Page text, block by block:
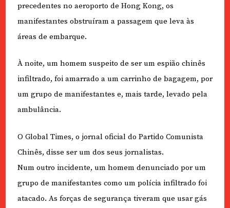
precedentes no aeroporto de Hong Kong, os
manifestantes obstruíram a passagem que leva às
áreas de embarque.
À noite, um homem suspeito de ser um espião chinês
infiltrado, foi amarrado a um carrinho de bagagem, por
um grupo de manifestantes e, mais tarde, levado pela
ambulância.
O Global Times, o jornal oficial do Partido Comunista
Chinês, disse ser um dos seus jornalistas.
Num outro incidente, um homem denunciado por um
grupo de manifestantes como um polícia infiltrado foi
atacado. As forças de segurança tiveram que usar gás